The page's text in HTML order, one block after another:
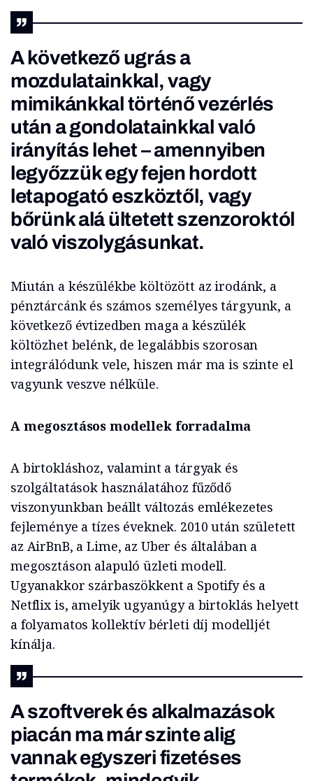
A következő ugrás a
mozdulatainkkal, vagy
mimikánkkal történő vezérlés
után a gondolatainkkal való
irányítás lehet – amennyiben
legyőzzük egy fejen hordott
letapogató eszköztől, vagy
bőrünk alá ültetett szenzoroktól
való viszolygásunkat.
Miután a készülékbe költözött az irodánk, a
pénztárcánk és számos személyes tárgyunk, a
következő évtizedben maga a készülék
költözhet belénk, de legalábbis szorosan
integrálódunk vele, hiszen már ma is szinte el
vagyunk veszve nélküle.
A megosztásos modellek forradalma
A birtokláshoz, valamint a tárgyak és
szolgáltatások használatához fűződő
viszonyunkban beállt változás emlékezetes
fejleménye a tízes éveknek. 2010 után született
az AirBnB, a Lime, az Uber és általában a
megosztáson alapuló üzleti modell.
Ugyanakkor szárbaszökkent a Spotify és a
Netflix is, amelyik ugyanúgy a birtoklás helyett
a folyamatos kollektív bérleti díj modelljét
kínálja.
A szoftverek és alkalmazások
piacán ma már szinte alig
vannak egyszeri fizetéses